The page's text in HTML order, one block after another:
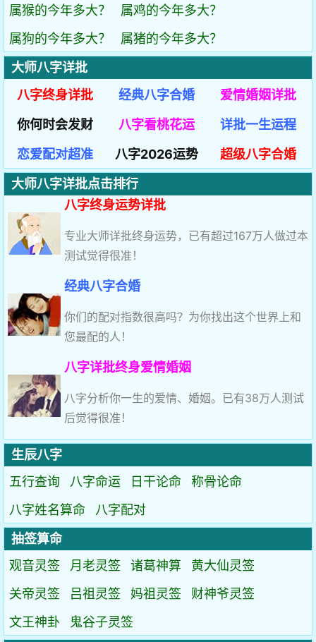
属猴的今年多大？
属鸡的今年多大？
属狗的今年多大？
属猪的今年多大？
大师八字详批
八字终身详批
经典八字合婚
爱情婚姻详批
你何时会发财
八字看桃花运
详批一生运程
恋爱配对超准
八字2026运势
超级八字合婚
大师八字详批点击排行
八字终身运势详批
专业大师详批终身运势，已有超过167万人做过本
测试觉得很准！
经典八字合婚
你们的配对指数很高吗？为你找出这个世界上和
您最配的人！
八字详批终身爱情婚姻
八字分析你一生的爱情、婚姻。已有38万人测试
后觉得很准！
生辰八字
五行查询
八字命运 日干论命
称骨论命
八字姓名算命
八字配对
抽签算命
观音灵签
月老灵签 诸葛神算
黄大仙灵签
关帝灵签
吕祖灵签 妈祖灵签
财神爷灵签
文王神卦
鬼谷子灵签